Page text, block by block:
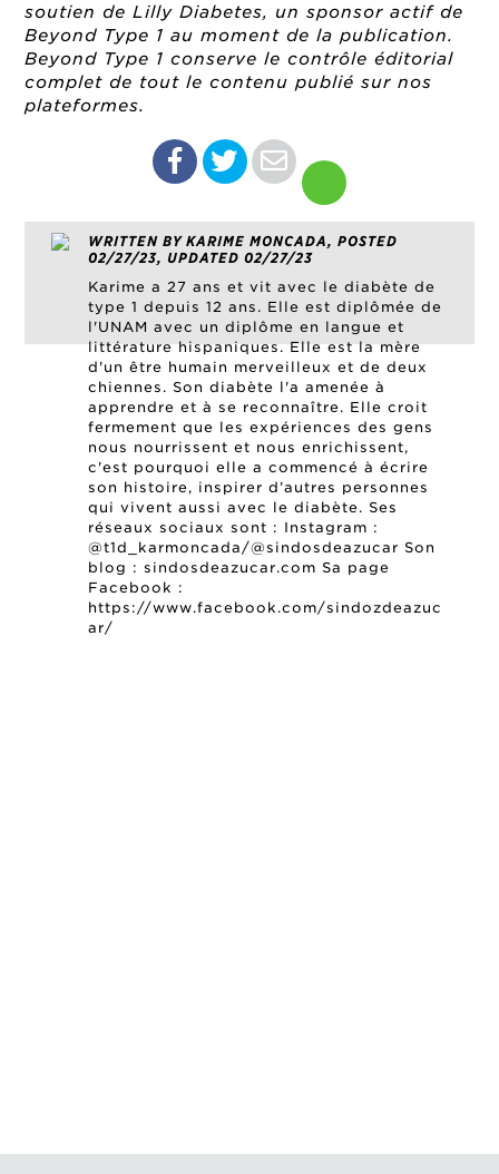
soutien de Lilly Diabetes, un sponsor actif de
Beyond Type 1 au moment de la publication.
Beyond Type 1 conserve le contrôle éditorial
complet de tout le contenu publié sur nos
plateformes.
WRITTEN BY KARIME MONCADA, POSTED
02/27/23, UPDATED 02/27/23
Karime a 27 ans et vit avec le diabète de
type 1 depuis 12 ans. Elle est diplômée de
l'UNAM avec un diplôme en langue et
littérature hispaniques. Elle est la mère
d'un être humain merveilleux et de deux
chiennes. Son diabète l'a amenée à
apprendre et à se reconnaître. Elle croit
fermement que les expériences des gens
nous nourrissent et nous enrichissent,
c'est pourquoi elle a commencé à écrire
son histoire, inspirer d’autres personnes
qui vivent aussi avec le diabète. Ses
réseaux sociaux sont : Instagram :
@t1d_karmoncada/@sindosdeazucar Son
blog : sindosdeazucar.com Sa page
Facebook :
https://www.facebook.com/sindozdeazuc
ar/